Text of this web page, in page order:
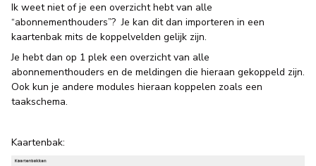
Ik weet niet of je een overzicht hebt van alle
“abonnementhouders”? Je kan dit dan importeren in een
kaartenbak mits de koppelvelden gelijk zijn.
Je hebt dan op 1 plek een overzicht van alle
abonnementhouders en de meldingen die hieraan gekoppeld zijn.
Ook kun je andere modules hieraan koppelen zoals een
taakschema.
Kaartenbak: